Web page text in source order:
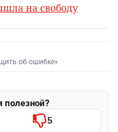
на свободу
об ошибке»
полезной?
5